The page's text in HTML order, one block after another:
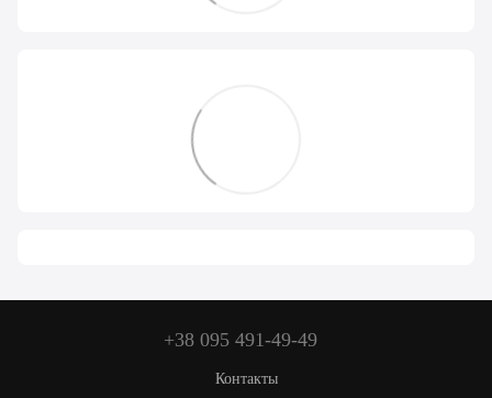
+38 095 491-49-49
Контакты